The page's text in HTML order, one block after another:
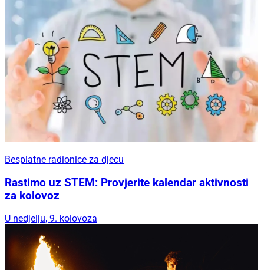
Besplatne radionice za djecu
Rastimo uz STEM: Provjerite kalendar aktivnosti
za kolovoz
U nedjelju, 9. kolovoza